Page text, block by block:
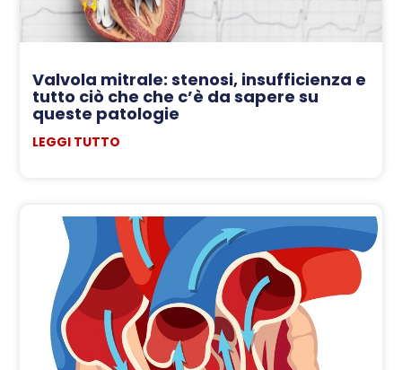
Valvola mitrale: stenosi, insufficienza e
tutto ciò che che c’è da sapere su
queste patologie
LEGGI TUTTO